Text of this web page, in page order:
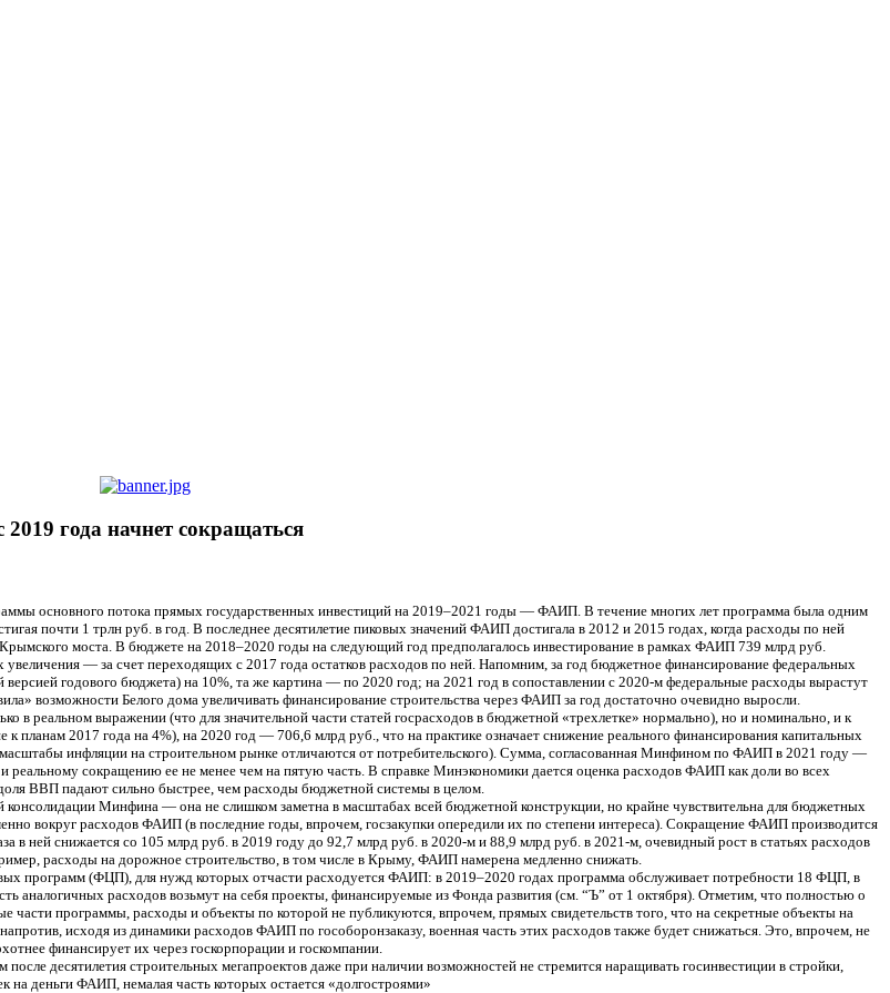
года начнет сокращаться
основного потока прямых государственных инвестиций на 2019–2021 годы — ФАИП. В течение многих лет программа была одним
почти 1 трлн руб. в год. В последнее десятилетие пиковых значений ФАИП достигала в 2012 и 2015 годах, когда расходы по ней
моста. В бюджете на 2018–2020 годы на следующий год предполагалось инвестирование в рамках ФАИП 739 млрд руб.
— за счет переходящих с 2017 года остатков расходов по ней. Напомним, за год бюджетное финансирование федеральных
годового бюджета) на 10%, та же картина — по 2020 год; на 2021 год в сопоставлении с 2020-м федеральные расходы вырастут
возможности Белого дома увеличивать финансирование строительства через ФАИП за год достаточно очевидно выросли.
в реальном выражении (что для значительной части статей госрасходов в бюджетной «трехлетке» нормально), но и номинально, и к
2017 года на 4%), на 2020 год — 706,6 млрд руб., что на практике означает снижение реального финансирования капитальных
инфляции на строительном рынке отличаются от потребительского). Сумма, согласованная Минфином по ФАИП в 2021 году —
сокращению ее не менее чем на пятую часть. В справке Минэкономики дается оценка расходов ФАИП как доли во всех
ВВП падают сильно быстрее, чем расходы бюджетной системы в целом.
Минфина — она не слишком заметна в масштабах всей бюджетной конструкции, но крайне чувствительна для бюджетных
вокруг расходов ФАИП (в последние годы, впрочем, госзакупки опередили их по степени интереса). Сокращение ФАИП производится
в ней снижается со 105 млрд руб. в 2019 году до 92,7 млрд руб. в 2020-м и 88,9 млрд руб. в 2021-м, очевидный рост в статьях расходов
расходы на дорожное строительство, в том числе в Крыму, ФАИП намерена медленно снижать.
программ (ФЦП), для нужд которых отчасти расходуется ФАИП: в 2019–2020 годах программа обслуживает потребности 18 ФЦП, в
расходов возьмут на себя проекты, финансируемые из Фонда развития (см. “Ъ” от 1 октября). Отметим, что полностью о
программы, расходы и объекты по которой не публикуются, впрочем, прямых свидетельств того, что на секретные объекты на
исходя из динамики расходов ФАИП по гособоронзаказу, военная часть этих расходов также будет снижаться. Это, впрочем, не
финансирует их через госкорпорации и госкомпании.
десятилетия строительных мегапроектов даже при наличии возможностей не стремится наращивать госинвестиции в стройки,
деньги ФАИП, немалая часть которых остается «долгостроями»